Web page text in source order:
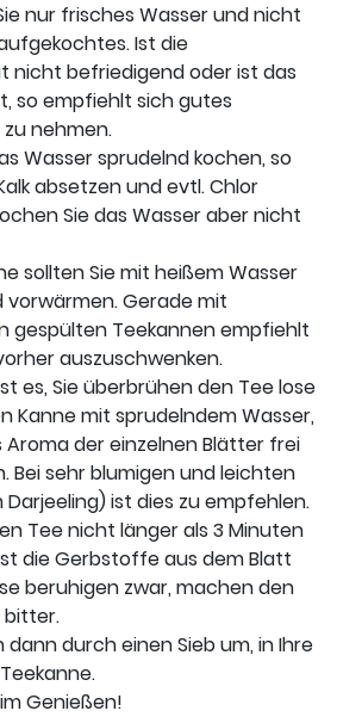
nur frisches Wasser und nicht
Ist die
nicht befriedigend oder ist das
so empfiehlt sich gutes
nehmen.
Wasser sprudelnd kochen, so
absetzen und evtl. Chlor
Sie das Wasser aber nicht
sollten Sie mit heißem Wasser
vorwärmen. Gerade mit
gespülten Teekannen empfiehlt
auszuschwenken.
es, Sie überbrühen den Tee lose
Kanne mit sprudelndem Wasser,
der einzelnen Blätter frei
Bei sehr blumigen und leichten
Darjeeling) ist dies zu empfehlen.
Tee nicht länger als 3 Minuten
die Gerbstoffe aus dem Blatt
beruhigen zwar, machen den
bitter.
dann durch einen Sieb um, in Ihre
Genießen!